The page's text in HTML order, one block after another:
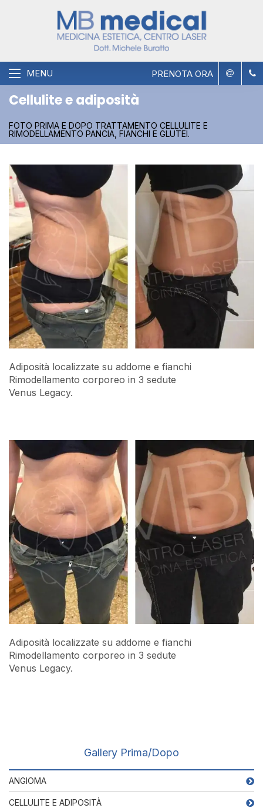
Cellulite e adiposità
FOTO PRIMA E DOPO TRATTAMENTO CELLULITE E
RIMODELLAMENTO PANCIA, FIANCHI E GLUTEI.
Adiposità localizzate su addome e fianchi
Rimodellamento corporeo in 3 sedute
Venus Legacy.
Adiposità localizzate su addome e fianchi
Rimodellamento corporeo in 3 sedute
Venus Legacy.
Gallery Prima/Dopo
ANGIOMA
CELLULITE E ADIPOSITÀ
MENU PRENOTA ORA